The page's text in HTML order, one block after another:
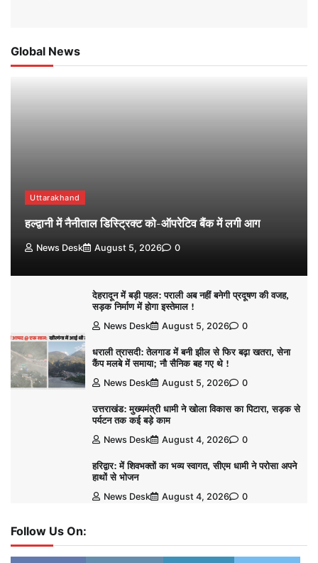
Global News
Uttarakhand
हल्द्वानी में नैनीताल डिस्ट्रिक्ट को-ऑपरेटिव बैंक में लगी आग
News Desk August 5, 2026 0
देहरादून में बड़ी पहल: पराली अब नहीं बनेगी प्रदूषण की वजह,
सड़क निर्माण में होगा इस्तेमाल !
News Desk August 5, 2026 0
धराली त्रासदी: तेलगाड में बनी झील से फिर बढ़ा खतरा, सेना
कैंप मलबे में समाया; नौ सैनिक बह गए थे !
News Desk August 5, 2026 0
उत्तराखंड: मुख्यमंत्री धामी ने खोला विकास का पिटारा, सड़क से
पर्यटन तक कई बड़े काम
News Desk August 4, 2026 0
हरिद्वार: में शिवभक्तों का भव्य स्वागत, सीएम धामी ने परोसा अपने
हाथों से भोजन
News Desk August 4, 2026 0
Follow Us On: